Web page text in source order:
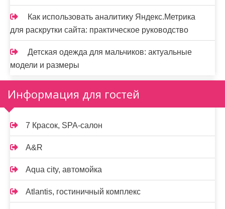
Как использовать аналитику Яндекс.Метрика
для раскрутки сайта: практическое руководство
Детская одежда для мальчиков: актуальные
модели и размеры
Информация для гостей
7 Красок, SPA-салон
A&R
Aqua city, автомойка
Atlantis, гостиничный комплекс